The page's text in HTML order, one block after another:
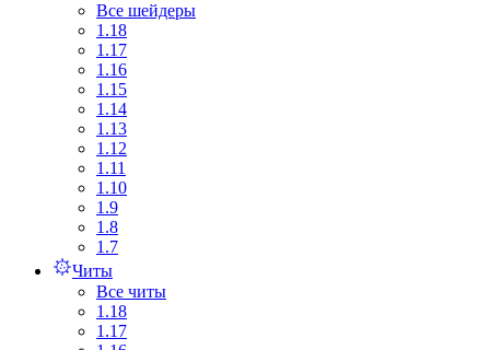
Все шейдеры
1.18
1.17
1.16
1.15
1.14
1.13
1.12
1.11
1.10
1.9
1.8
1.7
Читы
Все читы
1.18
1.17